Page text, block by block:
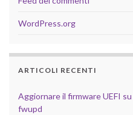
WordPress.org
ARTICOLI RECENTI
Aggiornare il firmware UEFI
fwupd